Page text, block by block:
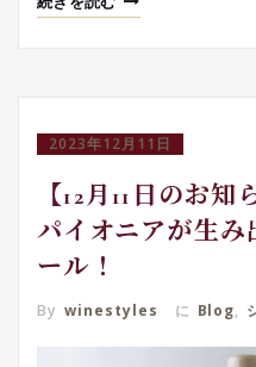
2023年12月11日
【12月11日のお知
パイオニアが生み
ール！
By winestyles に Blog,